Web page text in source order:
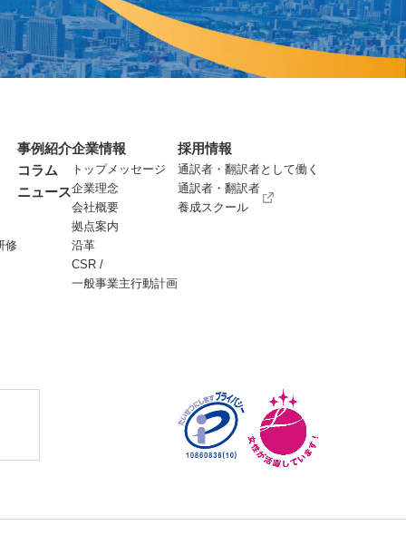
修
事例紹介
コラム
ニュース
企業情報
トップメッセージ
企業理念
会社概要
拠点案内
沿革
CSR /
一般事業主行動計画
採用情報
通訳者・翻訳者として働く
通訳者・翻訳者
養成スクール